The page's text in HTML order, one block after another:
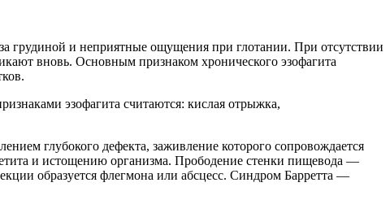
грудиной и неприятные ощущения при глотании. При отсутствии
вновь. Основным признаком хронического эзофагита
эзофагита считаются: кислая отрыжка,
глубокого дефекта, заживление которого сопровождается
и истощению организма. Прободение стенки пищевода —
образуется флегмона или абсцесс. Синдром Барретта —